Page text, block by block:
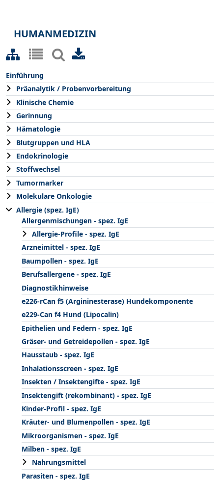
HUMANMEDIZIN
Einführung
Präanalytik / Probenvorbereitung
Klinische Chemie
Gerinnung
Hämatologie
Blutgruppen und HLA
Endokrinologie
Stoffwechsel
Tumormarker
Molekulare Onkologie
Allergie (spez. IgE)
Allergenmischungen - spez. IgE
Allergie-Profile - spez. IgE
Arzneimittel - spez. IgE
Baumpollen - spez. IgE
Berufsallergene - spez. IgE
Diagnostikhinweise
e226-rCan f5 (Argininesterase) Hundekomponente
e229-Can f4 Hund (Lipocalin)
Epithelien und Federn - spez. IgE
Gräser- und Getreidepollen - spez. IgE
Hausstaub - spez. IgE
Inhalationsscreen - spez. IgE
Insekten / Insektengifte - spez. IgE
Insektengift (rekombinant) - spez. IgE
Kinder-Profil - spez. IgE
Kräuter- und Blumenpollen - spez. IgE
Mikroorganismen - spez. IgE
Milben - spez. IgE
Nahrungsmittel
Parasiten - spez. IgE